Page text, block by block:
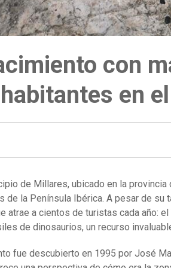
con
en
de Millares, ubicado en la
de la Península Ibérica. A pesar de su
atrae a cientos de turistas cada año:
de dinosaurios, un recurso
fue descubierto en 1995 por José